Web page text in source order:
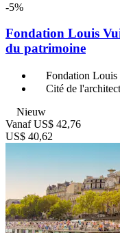
-5%
Fondation Louis
du patrimoine
Fondation Louis
Cité de
Nieuw
Vanaf US$ 42,76
US$ 40,62